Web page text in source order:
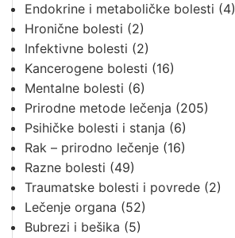
Endokrine i metaboličke bolesti (4)
Hronične bolesti (2)
Infektivne bolesti (2)
Kancerogene bolesti (16)
Mentalne bolesti (6)
Prirodne metode lečenja (205)
Psihičke bolesti i stanja (6)
Rak – prirodno lečenje (16)
Razne bolesti (49)
Traumatske bolesti i povrede (2)
Lečenje organa (52)
Bubrezi i bešika (5)